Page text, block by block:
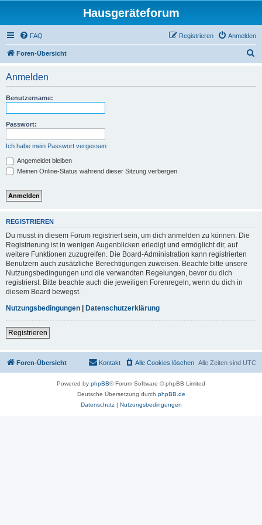
Hausgeräteforum
FAQ Anmelden
Registrieren
Foren-Übersicht
Anmelden
Benutzername:
Passwort:
Ich habe mein Passwort vergessen
Angemeldet bleiben
Meinen Online-Status während dieser Sitzung verbergen
REGISTRIEREN
Du musst in diesem Forum registriert sein, um dich anmelden zu können. Die
Registrierung ist in wenigen Augenblicken erledigt und ermöglicht dir, auf
weitere Funktionen zuzugreifen. Die Board-Administration kann registrierten
Benutzern auch zusätzliche Berechtigungen zuweisen. Beachte bitte unsere
Nutzungsbedingungen und die verwandten Regelungen, bevor du dich
registrierst. Bitte beachte auch die jeweiligen Forenregeln, wenn du dich in
diesem Board bewegst.
Nutzungsbedingungen | Datenschutzerklärung
Registrieren
Foren-Übersicht Alle Zeiten sind UTC
Alle Cookies löschen
Kontakt
Powered by phpBB® Forum Software © phpBB Limited
Deutsche Übersetzung durch phpBB.de
Datenschutz| Nutzungsbedingungen